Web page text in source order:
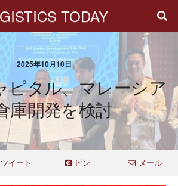
TODAY
2025年10月10日
ピタル、マレーシア
庫開発を検討
ツイート ピン メール